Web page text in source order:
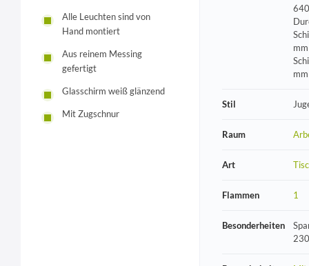
Alle Leuchten sind von
Hand montiert
Aus reinem Messing
gefertigt
Glasschirm weiß glänzend
Mit Zugschnur
mm
Stil
Raum
Art
Flammen 1
Besonderheiten